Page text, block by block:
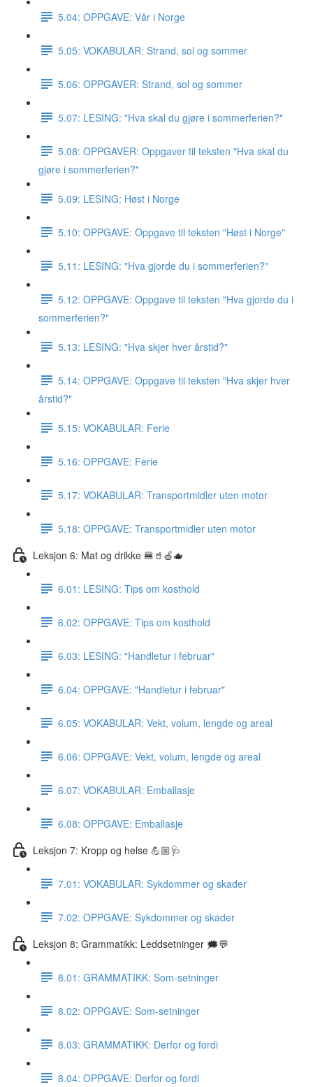
5.04: OPPGAVE: Vår i Norge
5.05: VOKABULAR: Strand, sol og sommer
5.06: OPPGAVER: Strand, sol og sommer
5.07: LESING: "Hva skal du gjøre i sommerferien?"
5.08: OPPGAVER: Oppgaver til teksten "Hva skal du
gjøre i sommerferien?"
5.09: LESING: Høst i Norge
5.10: OPPGAVE: Oppgave til teksten "Høst i Norge"
5.11: LESING: "Hva gjorde du i sommerferien?"
5.12: OPPGAVE: Oppgave til teksten "Hva gjorde du i
sommerferien?"
5.13: LESING: "Hva skjer hver årstid?"
5.14: OPPGAVE: Oppgave til teksten "Hva skjer hver
årstid?"
5.15: VOKABULAR: Ferie
5.16: OPPGAVE: Ferie
5.17: VOKABULAR: Transportmidler uten motor
5.18: OPPGAVE: Transportmidler uten motor
Leksjon 6: Mat og drikke 🍔🥤🍏🫖
6.01: LESING: Tips om kosthold
6.02: OPPGAVE: Tips om kosthold
6.03: LESING: "Handletur i februar"
6.04: OPPGAVE: "Handletur i februar"
6.05: VOKABULAR: Vekt, volum, lengde og areal
6.06: OPPGAVE: Vekt, volum, lengde og areal
6.07: VOKABULAR: Emballasje
6.08: OPPGAVE: Emballasje
Leksjon 7: Kropp og helse 💪🏼🩺
7.01: VOKABULAR: Sykdommer og skader
7.02: OPPGAVE: Sykdommer og skader
Leksjon 8: Grammatikk: Leddsetninger 🗯💬
8.01: GRAMMATIKK: Som-setninger
8.02: OPPGAVE: Som-setninger
8.03: GRAMMATIKK: Derfor og fordi
8.04: OPPGAVE: Derfor og fordi